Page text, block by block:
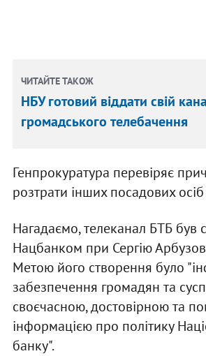
ЧИТАЙТЕ ТАКОЖ
НБУ готовий віддати свій
громадського телебачення
Генпрокуратура перевіряє
розтрати інших посадових
Нагадаємо, телеканал БТБ був
Нацбанком при Сергію
Метою його створення було
забезпечення громадян та
своєчасною, достовірною та
інформацією про політику
банку".